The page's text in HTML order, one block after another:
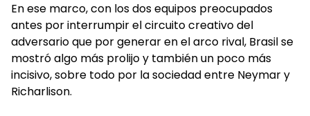
En ese marco, con los dos equipos preocupados
antes por interrumpir el circuito creativo del
adversario que por generar en el arco rival, Brasil se
mostró algo más prolijo y también un poco más
incisivo, sobre todo por la sociedad entre Neymar y
Richarlison.